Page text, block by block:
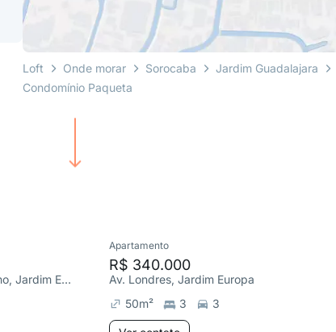
Loft Onde morar Sorocaba Jardim Guadalajara
Condomínio Paqueta
Av. Américo de Carvalho, Jardim Europa
Apartamento
R$ 340.000
Av. Londres, Jardim Europa
50m² 3 3